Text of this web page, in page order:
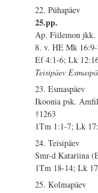
22. Pühapäev
25.pp.
Ap. Fiilemon jkk.
8. v. HE Mk
Ef 4:1-6; Lk
Teisipäev
23. Esmaspäev
Ikoonia psk.
†1263
1Tm 1:1-7; Lk
24. Teisipäev
Smr-d Katariina
1Tm 18-14; Lk
25. Kolmapäev